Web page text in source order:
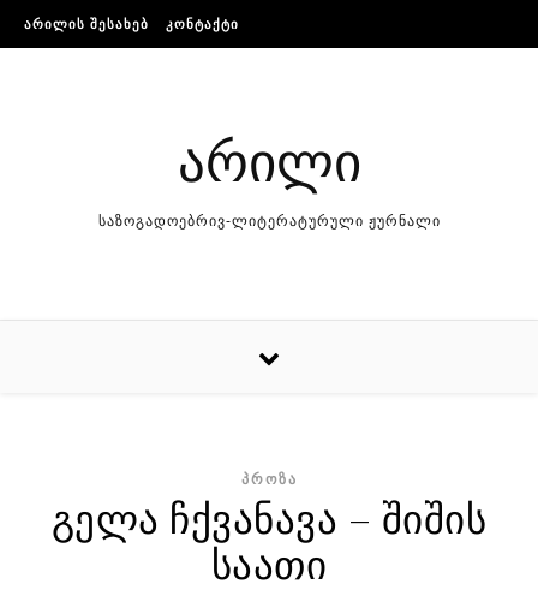
Skip to content
ᲐᲠᲘᲚᲘᲡ ᲨᲔᲡᲐᲮᲔᲑ ᲙᲝᲜᲢᲐᲥᲢᲘ
არილი
საზოგადოებრივ-ლიტერატურული ჟურნალი
ᲞᲠᲝᲖᲐ
გელა ჩქვანავა – შიშის
საათი